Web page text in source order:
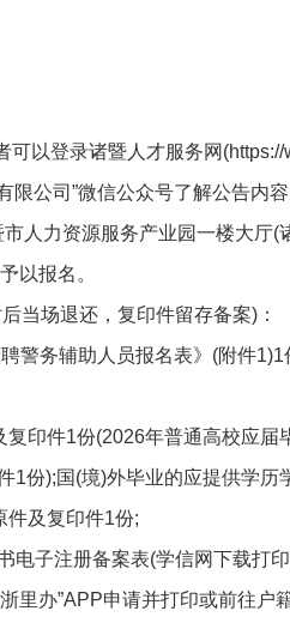
以登录诸暨人才服务网
限公司”微信公众号了解公告内
人力资源服务产业园一楼大厅(
以报名。
当场退还，复印件留存备案)：
警务辅助人员报名表》(附件1)1
印件1份(2026年普通高校应届
1份);国(境)外毕业的应提供学历
件及复印件1份;
电子注册备案表(学信网下载打
里办”APP申请并打印或前往户